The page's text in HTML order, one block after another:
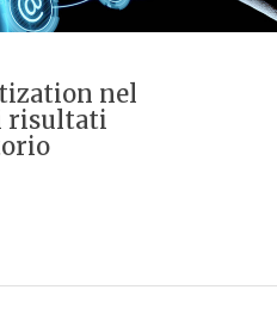
nel
risultati